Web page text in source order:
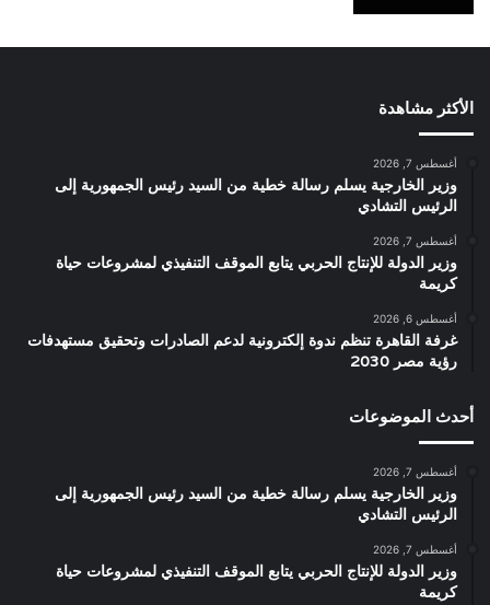
الأكثر مشاهدة
أغسطس 7, 2026
وزير الخارجية يسلم رسالة خطية من السيد رئيس الجمهورية إلى
الرئيس التشادي
أغسطس 7, 2026
وزير الدولة للإنتاج الحربي يتابع الموقف التنفيذي لمشروعات حياة
كريمة
أغسطس 6, 2026
غرفة القاهرة تنظم ندوة إلكترونية لدعم الصادرات وتحقيق مستهدفات
رؤية مصر 2030
أحدث الموضوعات
أغسطس 7, 2026
وزير الخارجية يسلم رسالة خطية من السيد رئيس الجمهورية إلى
الرئيس التشادي
أغسطس 7, 2026
وزير الدولة للإنتاج الحربي يتابع الموقف التنفيذي لمشروعات حياة
كريمة